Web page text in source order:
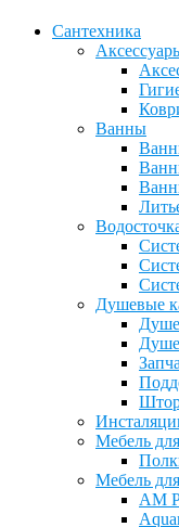
Сантехника
Ванны
Душевые
Мебель
Мебель
AM